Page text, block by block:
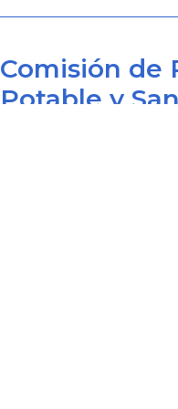
Comisión de
Potable y